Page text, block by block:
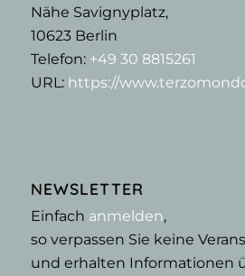
Nähe Savignyplatz,
10623Berlin
Telefon: +49 30 8815261
URL: https://
NEWSLETTER
Einfach anmelden,
so verpassen Sie keine
und erhalten Informationen